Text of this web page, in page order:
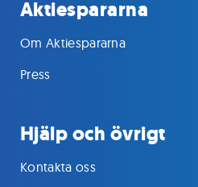
Aktiespararna
Om Aktiespararna
Press
Hjälp och övrigt
Kontakta oss